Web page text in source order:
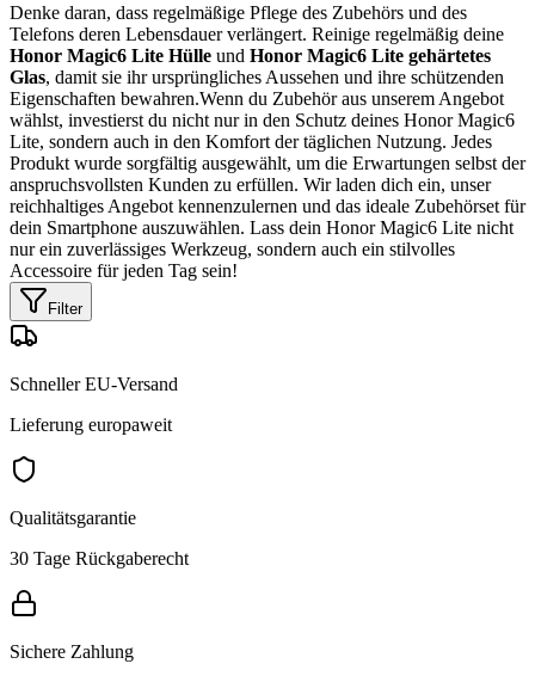
Denke daran, dass regelmäßige Pflege des Zubehörs und des
Telefons deren Lebensdauer verlängert. Reinige regelmäßig deine
Honor Magic6 Lite Hülle und Honor Magic6 Lite gehärtetes
Glas, damit sie ihr ursprüngliches Aussehen und ihre schützenden
Eigenschaften bewahren.Wenn du Zubehör aus unserem Angebot
wählst, investierst du nicht nur in den Schutz deines Honor Magic6
Lite, sondern auch in den Komfort der täglichen Nutzung. Jedes
Produkt wurde sorgfältig ausgewählt, um die Erwartungen selbst der
anspruchsvollsten Kunden zu erfüllen. Wir laden dich ein, unser
reichhaltiges Angebot kennenzulernen und das ideale Zubehörset für
dein Smartphone auszuwählen. Lass dein Honor Magic6 Lite nicht
nur ein zuverlässiges Werkzeug, sondern auch ein stilvolles
Accessoire für jeden Tag sein!
Filter
Schneller EU-Versand
Lieferung europaweit
Qualitätsgarantie
30 Tage Rückgaberecht
Sichere Zahlung